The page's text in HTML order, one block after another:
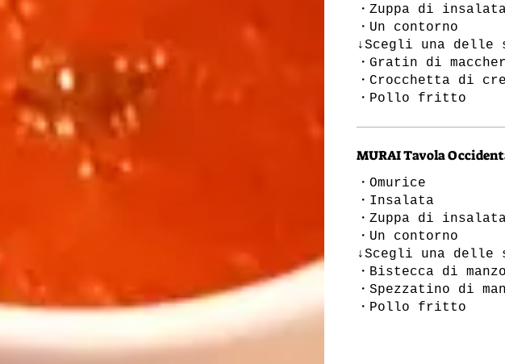
・Zuppa di
・Un contorno
↓Scegli una delle
・Gratin di
・Crocchetta di
・Pollo fritto
MURAI Tavola
・Omurice
・Insalata
・Zuppa di
・Un contorno
↓Scegli una delle
・Bistecca di
・Spezzatino di
・Pollo fritto